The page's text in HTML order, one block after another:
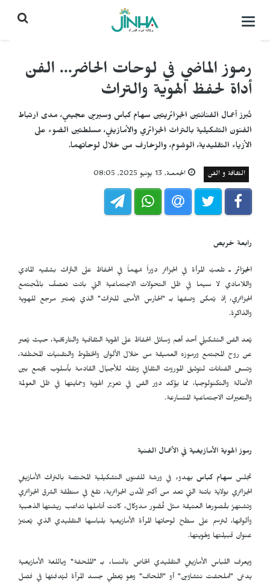
التحكم
رموز الماضي في لوحات الحاضر... الفن
أداة لحفظ الهوية والتراث
تُبرز أعمال الفنانتين الجزائريتين سهام كباس وسيرين عجيمي، مدى ارتباط
الفنون التشكيلية بالتراث الجزائري والأمازيغي، مسلطتين الضوء على
الأزياء التقليدية، الوشوم، والزخارف من خلال لوحاتهما.
الثقافة و الفن الجمعـة, 13 يونيو 2025, 08:05
رابعة خريص
الجزائر ـتلعبُ المرأة في الجزائر دوراً مُهماً في الحفاظ على التُراث بشقيه المادي
واللامادي لا سيما في ظل التحولات الاجتماعية التي باتت تعصفُ بالمُجتمع
الجزائري، إذ يُمكن وصفها بـ "الحارس الأمين للتراث" الذي يُعتبر مرجع للهوية
والذاكرة.
يُعد الفن التشكيلي أحد أهم وسائل الحفاظ على الهوية الثقافية والتاريخية، حيث يُعبر
عن روح المجتمع ورموزه العميقة من خلال الألوان والخطوط والتقنيات المختلفة،
وتسعى الفنانات لتوثيق الموروث الثقافي ونقله للأجيال القادمة بأسلوب يجمع بين
الأصالة والتكنولوجيا، مما يؤكد دور الفن في تعزيز الهوية وحمايتها في ظل العولمة
والتغيرات الاجتماعية المتسارعة.
رموز الهوية الأمازيغية في الأعمال الفنية
تجلس سهام كباس بهدوء في ورشة للفنون التشكيلية المختصة بالتراث الأمازيغي
الجزائري بولاية باتنة التي تعد من أكبر المُدن الجزائرية، تقعُ في منطقة الشرق الجزائري
وتشتهرُ بقُصورها العتيقة مثل قُصُور مدوكال، كانت أناملها تداعب ريشتها الذهبية
وألوانها، لترسم على سطح لوحاتها المرأة الأمازيغية بلباسها التقليدي الذي يُعتبرُ
عنوان قبيلتها وهُويتها.
ويعرف اللباس الأمازيغي التقليدي الخاص بالنساء بـ "الملحفة" وباللغة الأمازيغية
يدعى "املحفت نتشاوين" أو "اللحاف" وهو يُغطي جسد المرأة ليُدفئها في فصل